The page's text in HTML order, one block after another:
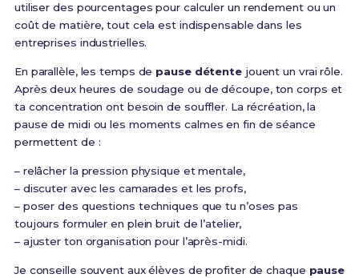
utiliser des pourcentages pour calculer un rendement ou un
coût de matière, tout cela est indispensable dans les
entreprises industrielles.
En parallèle, les temps de pause détentejouent un vrai rôle.
Après deux heures de soudage ou de découpe, ton corps et
ta concentration ont besoin de souffler. La récréation, la
pause de midi ou les moments calmes en fin de séance
permettent de :
– relâcher la pression physique et mentale,
– discuter avec les camarades et les profs,
– poser des questions techniques que tu n’oses pas
toujours formuler en plein bruit de l’atelier,
– ajuster ton organisation pour l’après-midi.
Je conseille souvent aux élèves de profiter de chaque pause